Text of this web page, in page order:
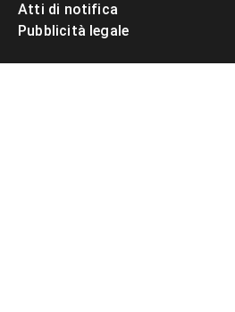
Atti di notifica
Pubblicità legale